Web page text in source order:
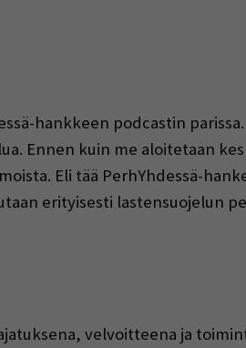
hankkeen podcastin
Ennen kuin me aloitetaan
Eli tää PerhYhdessä-
erityisesti lastensuojelun
velvoitteena ja